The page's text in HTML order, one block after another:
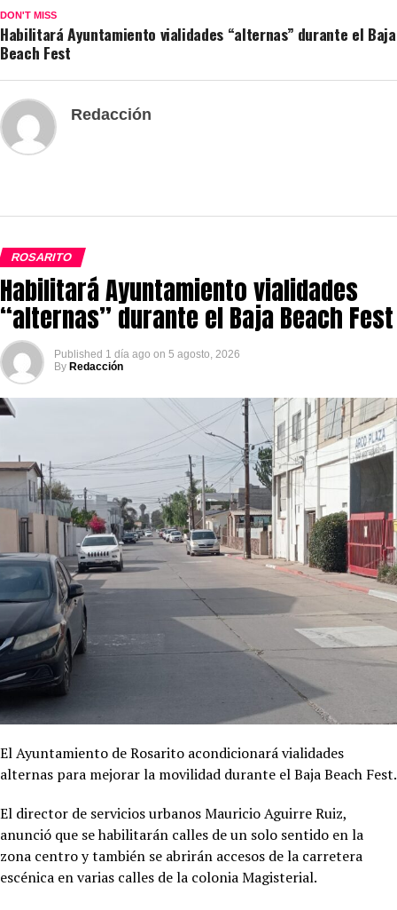
DON'T MISS
Habilitará Ayuntamiento vialidades “alternas” durante el Baja
Beach Fest
Redacción
ROSARITO
Habilitará Ayuntamiento vialidades
“alternas” durante el Baja Beach Fest
Published 1 día ago on 5 agosto, 2026
By Redacción
El Ayuntamiento de Rosarito acondicionará vialidades
alternas para mejorar la movilidad durante el Baja Beach Fest.
El director de servicios urbanos Mauricio Aguirre Ruiz,
anunció que se habilitarán calles de un solo sentido en la
zona centro y también se abrirán accesos de la carretera
escénica en varias calles de la colonia Magisterial.